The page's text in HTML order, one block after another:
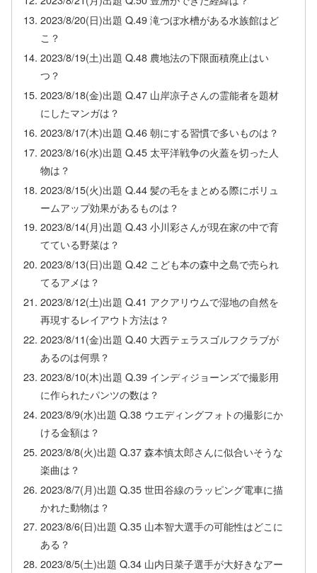
2023/8/20(日)出題 Q.49 滝つぼ水槽がある水族館はど
こ？
2023/8/19(土)出題 Q.48 農地法の下限面積廃止はい
つ？
2023/8/18(金)出題 Q.47 山岸凉子さんの霊能者を題材
にしたマンガは？
2023/8/17(木)出題 Q.46 朝にする習慣で多いものは？
2023/8/16(水)出題 Q.45 太平洋戦争の火蓋を切った人
物は？
2023/8/15(火)出題 Q.44 髪の毛をまとめる際にボリュ
ームアップ効果があるものは？
2023/8/14(月)出題 Q.43 小川彩さんが現在家の中で育
てている野菜は？
2023/8/13(日)出題 Q.42 こども本の森中之島で売られ
てるアメは？
2023/8/12(土)出題 Q.41 アクアリウムで湿地の自然を
再現するレイアウト方法は？
2023/8/11(金)出題 Q.40 大西テェラスゴルフクラブが
あるのは何県？
2023/8/10(木)出題 Q.39 インディジョーンズで撮影用
に作られたパンツの数は？
2023/8/9(水)出題 Q.38 ウエディングフォトの撮影にか
ける金額は？
2023/8/8(火)出題 Q.37 森本慎太郎さんに似合いそうな
楽曲は？
2023/8/7(月)出題 Q.35 世田谷線のラッピング電車に描
かれた動物は？
2023/8/6(日)出題 Q.35 山本智大選手の可能性はどこに
ある？
2023/8/5(土)出題 Q.34 山内日菜子選手が大好きなアー